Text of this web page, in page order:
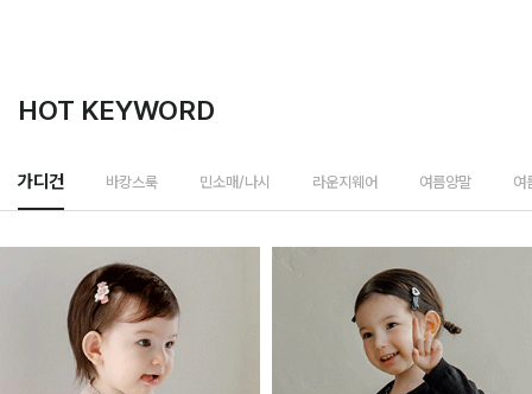
HOT KEYWORD
가디건 바캉스룩 민소매/나시 라운지웨어 여름양말 여